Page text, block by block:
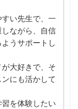
い先生で、一
ながら、自信
うサポートし
大好きで、そ
にも活かして
を体験したい